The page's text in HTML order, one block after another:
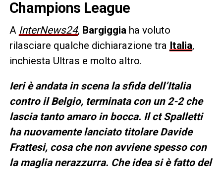
Champions League
A InterNews24, Bargiggia ha voluto
rilasciare qualche dichiarazione tra Italia,
inchiesta Ultras e molto altro.
Ieri è andata in scena la sfida dell’Italia
contro il Belgio, terminata con un 2-2 che
lascia tanto amaro in bocca. Il ct Spalletti
ha nuovamente lanciato titolare Davide
Frattesi, cosa che non avviene spesso con
la maglia nerazzurra. Che idea si è fatto del